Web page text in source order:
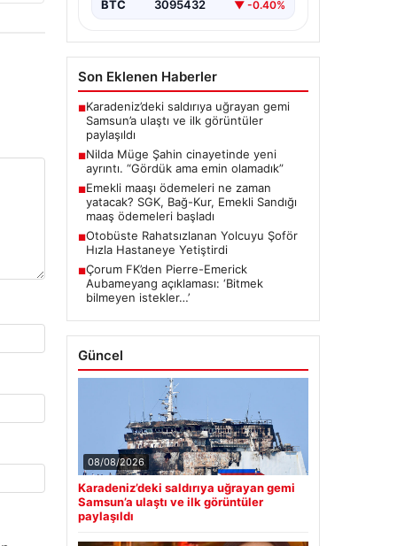
BTC 3095432 ▼ -0.40%
Son Eklenen Haberler
■Karadeniz’deki saldırıya uğrayan gemi
Samsun’a ulaştı ve ilk görüntüler
paylaşıldı
■Nilda Müge Şahin cinayetinde yeni
ayrıntı. “Gördük ama emin olamadık”
■Emekli maaşı ödemeleri ne zaman
yatacak? SGK, Bağ-Kur, Emekli Sandığı
maaş ödemeleri başladı
■Otobüste Rahatsızlanan Yolcuyu Şoför
Hızla Hastaneye Yetiştirdi
■Çorum FK’den Pierre-Emerick
Aubameyang açıklaması: ‘Bitmek
bilmeyen istekler…’
Güncel
08/08/2026
Karadeniz’deki saldırıya uğrayan gemi
Samsun’a ulaştı ve ilk görüntüler
paylaşıldı